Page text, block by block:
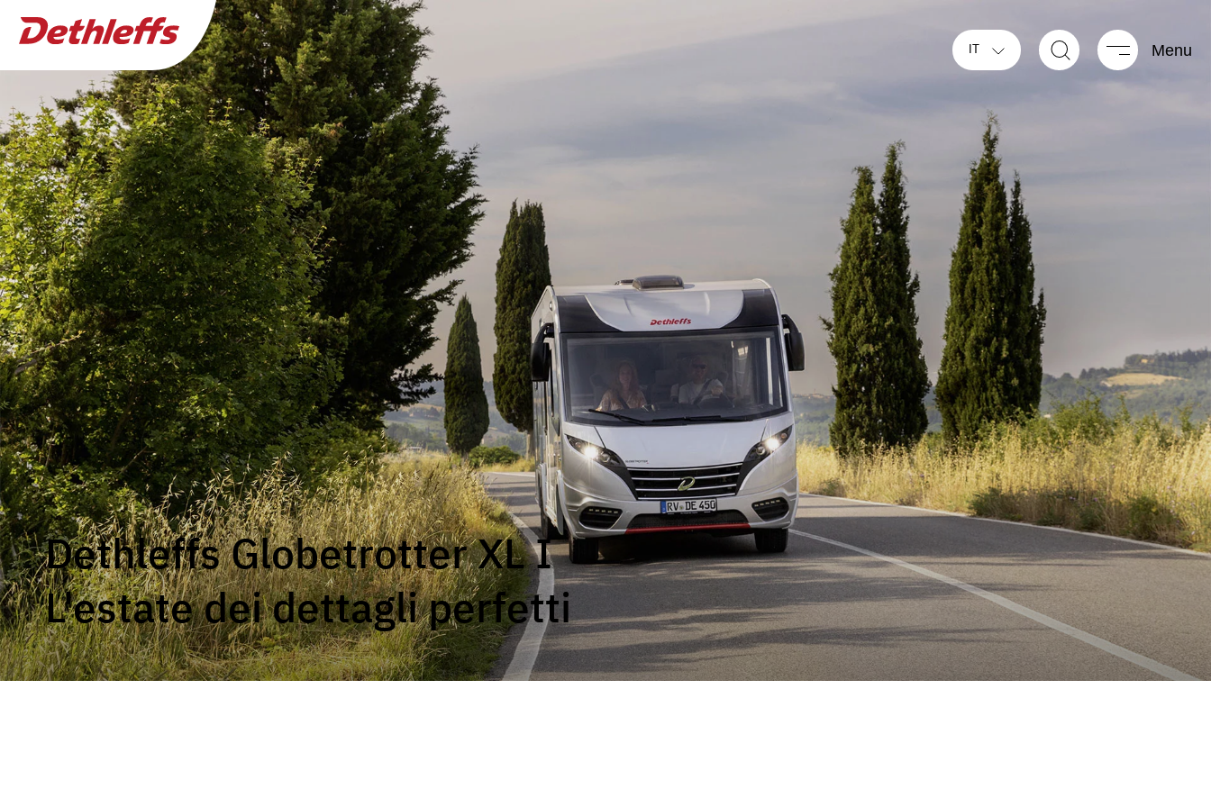
IT Menu
Caravans
Camper
Camper
GLOBEBUS ACTIVE
Motorhome
GLOBEBUS CAMP ACTIVE
Profilati
GLOBEBUS GO ACTIVE
Profilati
GLOBEBUS PERFORMANCE
4X4
Profilati
NUOVO
GLOBEBUS PERFORMANCE
Profilati
JUST CAMP ACTIVE
Profilati
JUST GO ACTIVE
Profilati
NUOVO
TREND ACTIVE
Profilati & Motorhome
ESPRIT XL FAMILY I GLOBETROTTER XL I
Camper Van
Accessori originali Dethleffs
Service
Dethleffs
Concessionari
Dethleffs Globetrotter XL I
L'estate dei dettagli perfetti
Ricerca concessionari
0Concessionario trovato
Più filtri
Desidero acquistare o noleggiare
Ho bisogno di interventi di assistenza e riparazione